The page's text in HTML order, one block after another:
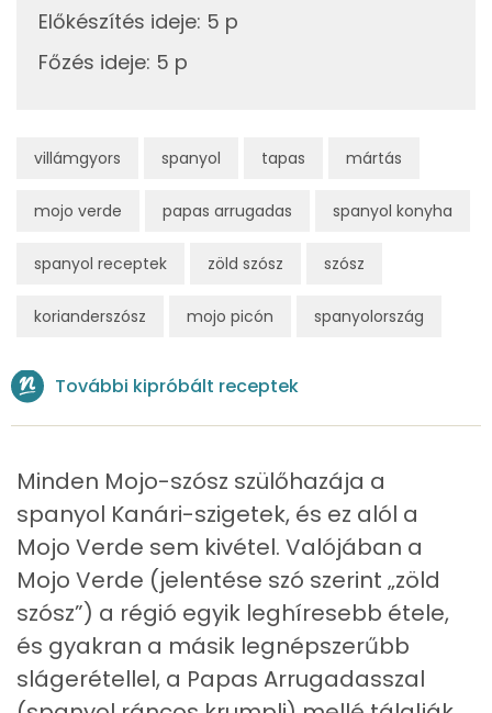
villámgyors spanyol tapas mártás
mojo verde papas arrugadas spanyol konyha
spanyol receptek zöld szósz szósz
korianderszósz mojo picón spanyolország
0 kcal
Összesen 385 kcal
Magnézium
E vitamin:
C vitamin:
Kolin:
β-karotin
Niacin - B3 vitamin:
Összesen
Zsír
Összesen
42.6 g
Telített zsírsav
6 g
Előkészítés ideje: 5 p
Főzés ideje: 5 p
További kipróbált receptek
Minden Mojo-szósz szülőhazája a
spanyol Kanári-szigetek, és ez alól a
Mojo Verde sem kivétel. Valójában a
Mojo Verde (jelentése szó szerint „zöld
szósz”) a régió egyik leghíresebb étele,
és gyakran a másik legnépszerűbb
slágerétellel, a Papas Arrugadasszal